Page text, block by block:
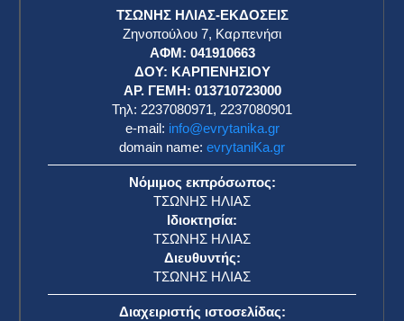
ΤΣΩΝΗΣ ΗΛΙΑΣ-ΕΚΔΟΣΕΙΣ
Ζηνοπούλου 7, Καρπενήσι
ΑΦΜ: 041910663
ΔΟΥ: ΚΑΡΠΕΝΗΣΙΟΥ
ΑΡ. ΓΕΜΗ: 013710723000
Τηλ: 2237080971, 2237080901
e-mail: info@evrytanika.gr
domain name: evrytaniKa.gr
Νόμιμος εκπρόσωπος:
ΤΣΩΝΗΣ ΗΛΙΑΣ
Ιδιοκτησία:
ΤΣΩΝΗΣ ΗΛΙΑΣ
Διευθυντής:
ΤΣΩΝΗΣ ΗΛΙΑΣ
Διαχειριστής ιστοσελίδας: